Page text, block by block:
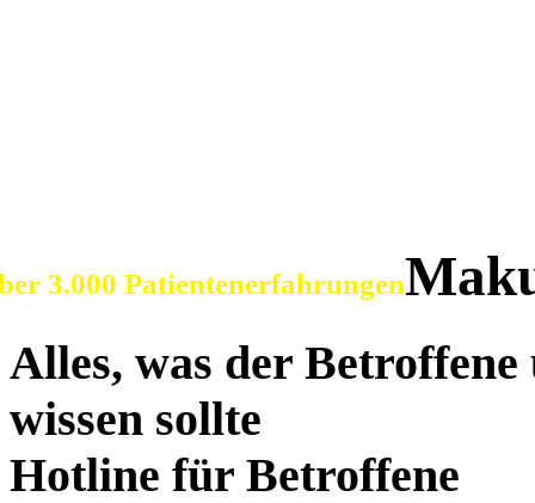
3.000 Patientenerfahrungen
Alles, was der
wissen sollte
Hotline für Betroffene